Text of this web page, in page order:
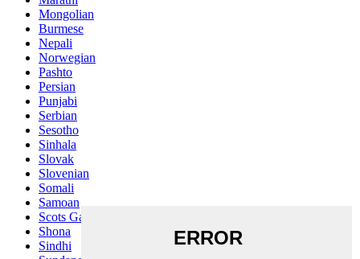
Mongolian
Burmese
Nepali
Norwegian
Pashto
Persian
Punjabi
Serbian
Sesotho
Sinhala
Slovak
Slovenian
Somali
Samoan
Scots Gaelic
Shona
Sindhi